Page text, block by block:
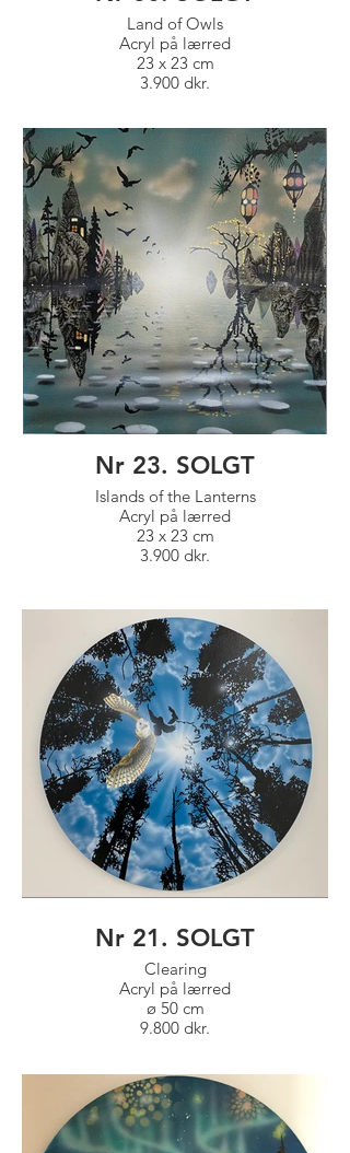
Land of Owls
Acryl på lærred
23 x 23 cm
3.900 dkr.
Nr 23. SOLGT
Islands of the Lanterns
Acryl på lærred
23 x 23 cm
3.900 dkr.
Nr 21. SOLGT
Clearing
Acryl på lærred
ø 50 cm
9.800 dkr.